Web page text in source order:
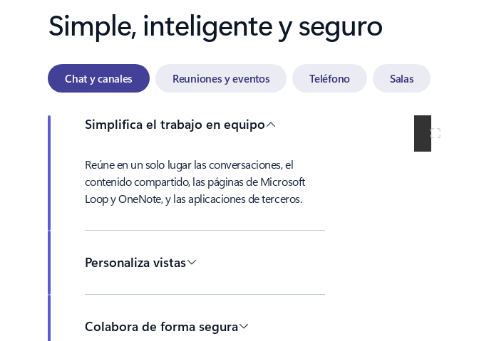
Simple, inteligente y seguro
Chat y canales Reuniones y eventos Teléfono Salas
Simplifica el trabajo en equipo
Reúne en un solo lugar las conversaciones, el
contenido compartido, las páginas de Microsoft
Loop y OneNote, y las aplicaciones de terceros.
Personaliza vistas
Colabora de forma segura